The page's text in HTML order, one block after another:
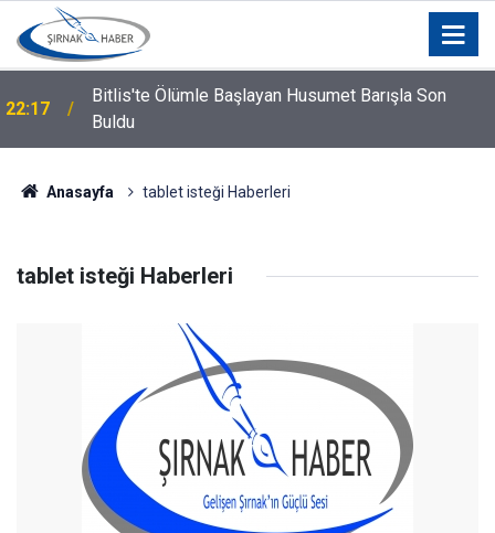
22:17
Bitlis'te Ölümle Başlayan Husumet Barışla Son
Buldu
Anasayfa tablet isteği Haberleri
tablet isteği Haberleri